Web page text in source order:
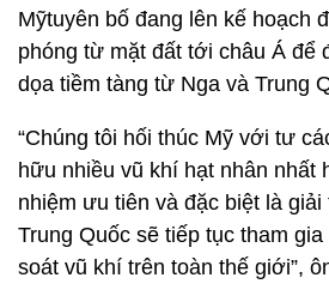
Mỹtuyên bố đang lên kế hoạch
phóng từ mặt đất tới châu Á để
dọa tiềm tàng từ Nga và Trung
“Chúng tôi hối thúc Mỹ với tư
hữu nhiều vũ khí hạt nhân nhất
nhiệm ưu tiên và đặc biệt là
Trung Quốc sẽ tiếp tục tham
soát vũ khí trên toàn thế giới”,